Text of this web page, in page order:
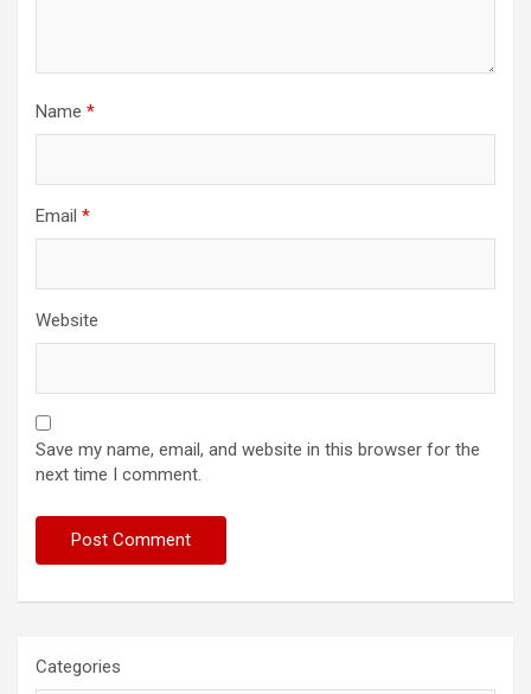
Name *
Email *
Website
Save my name, email, and website in this browser for the
next time I comment.
Categories